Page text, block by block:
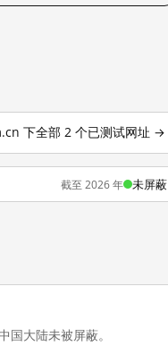
下全部 2 个已测试网址 →
截至 2026 年 未屏蔽
大陆未被屏蔽。